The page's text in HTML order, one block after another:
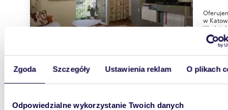
Zgoda Szczegóły Ustawienia reklam O plikach
Odpowiedzialne wykorzystanie Twoich danych
w